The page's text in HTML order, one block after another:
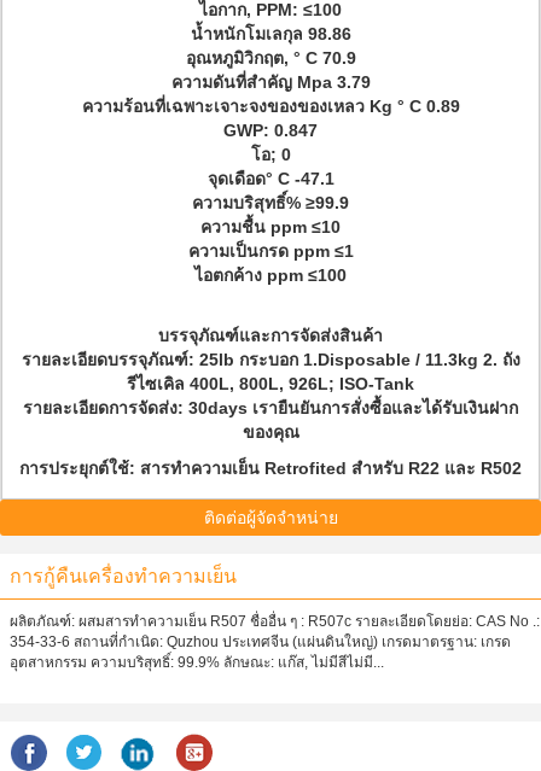
ไอกาก, PPM: ≤100
น้ำหนักโมเลกุล 98.86
อุณหภูมิวิกฤต, ° C 70.9
ความดันที่สำคัญ Mpa 3.79
ความร้อนที่เฉพาะเจาะจงของของเหลว Kg ° C 0.89
GWP: 0.847
โอ; 0
จุดเดือด° C -47.1
ความบริสุทธิ์% ≥99.9
ความชื้น ppm ≤10
ความเป็นกรด ppm ≤1
ไอตกค้าง ppm ≤100
บรรจุภัณฑ์และการจัดส่งสินค้า
รายละเอียดบรรจุภัณฑ์: 25lb กระบอก 1.Disposable / 11.3kg 2. ถัง
รีไซเคิล 400L, 800L, 926L; ISO-Tank
รายละเอียดการจัดส่ง: 30days เรายืนยันการสั่งซื้อและได้รับเงินฝาก
ของคุณ
การประยุกต์ใช้: สารทำความเย็น Retrofited สำหรับ R22 และ R502
ติดต่อผู้จัดจำหน่าย
การกู้คืนเครื่องทำความเย็น
ผลิตภัณฑ์: ผสมสารทำความเย็น R507 ชื่ออื่น ๆ : R507c รายละเอียดโดยย่อ: CAS No .:
354-33-6 สถานที่กำเนิด: Quzhou ประเทศจีน (แผ่นดินใหญ่) เกรดมาตรฐาน: เกรด
อุตสาหกรรม ความบริสุทธิ์: 99.9% ลักษณะ: แก๊ส, ไม่มีสีไม่มี...